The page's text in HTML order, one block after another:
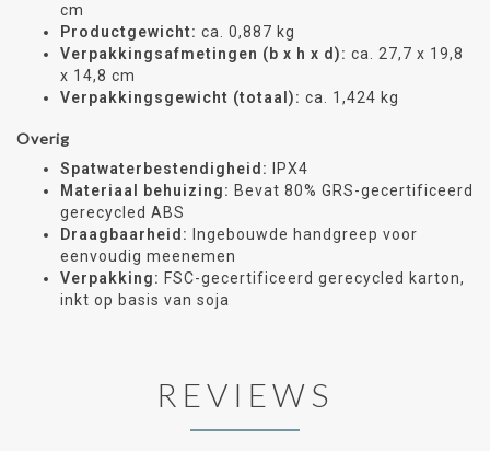
cm
Productgewicht: ca. 0,887 kg
Verpakkingsafmetingen (b x h x d): ca. 27,7 x 19,8
x 14,8 cm
Verpakkingsgewicht (totaal): ca. 1,424 kg
Overig
Spatwaterbestendigheid:
IPX4
Materiaal behuizing: Bevat 80% GRS-gecertificeerd
gerecycled ABS
Draagbaarheid:
Ingebouwde handgreep voor
eenvoudig meenemen
Verpakking: FSC-gecertificeerd gerecycled karton,
inkt op basis van soja
REVIEWS